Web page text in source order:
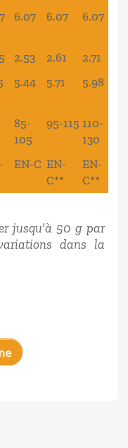
6.07 6.07 6.07
2.53 2.61
2.71
5.44 5.71 5.98
85-
105
95-115 110-
130
EN-C EN-
C**
EN-
C**
jusqu'à 50 g par
dans la